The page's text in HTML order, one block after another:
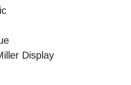
Display